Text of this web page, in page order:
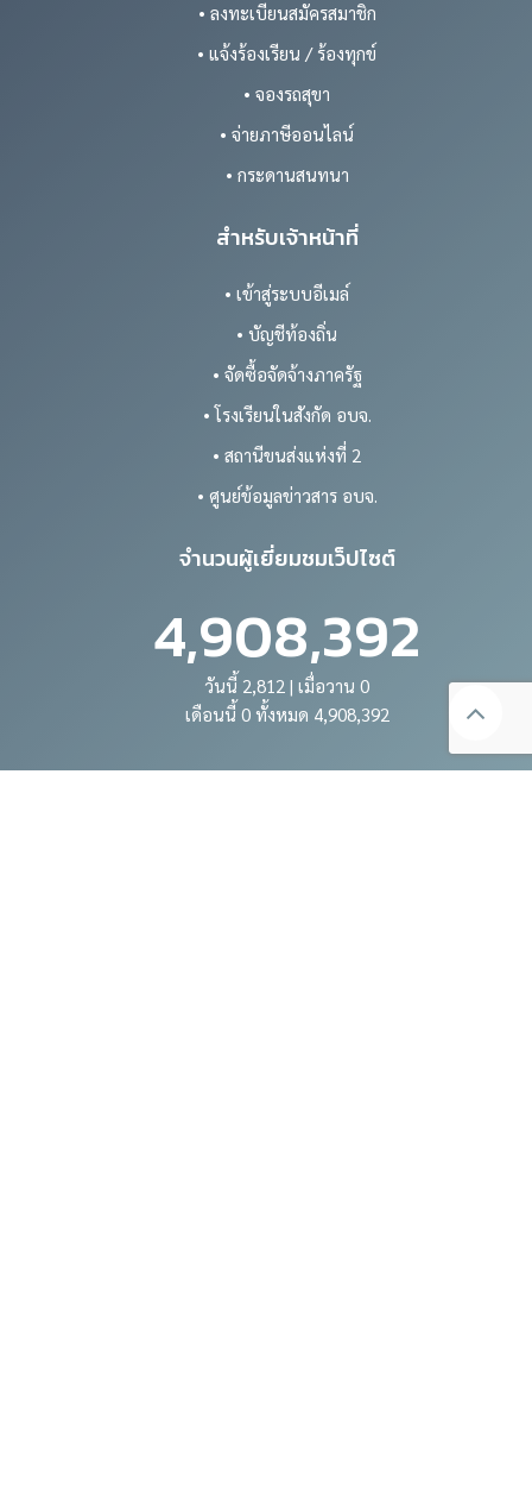
• ลงทะเบียนสมัครสมาชิก
• แจ้งร้องเรียน / ร้องทุกข์
• จองรถสุขา
• จ่ายภาษีออนไลน์
• กระดานสนทนา
สำหรับเจ้าหน้าที่
• เข้าสู่ระบบอีเมล์
• บัญชีท้องถิ่น
• จัดซื้อจัดจ้างภาครัฐ
• โรงเรียนในสังกัด อบจ.
• สถานีขนส่งแห่งที่ 2
• ศูนย์ข้อมูลข่าวสาร อบจ.
จำนวนผู้เยี่ยมชมเว็ปไซต์
4,908,392
วันนี้ 2,812 | เมื่อวาน 0
เดือนนี้ 0 ทั้งหมด 4,908,392